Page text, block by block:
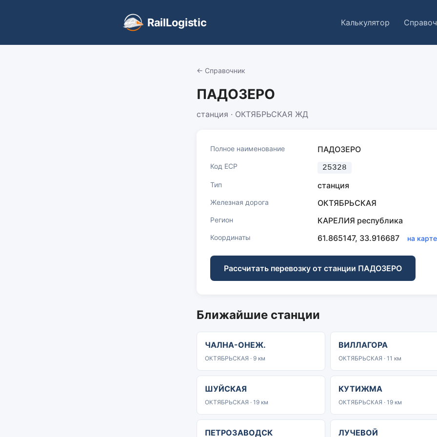
RailLogistic Калькулятор
← Справочник
ПАДОЗЕРО
станция · ОКТЯБРЬСКАЯ ЖД
Полное наименование ПАДОЗЕРО
Код ЕСР 25328
Тип станция
Железная дорога ОКТЯБРЬСКАЯ
Регион КАРЕЛИЯ республика
Координаты 61.865147, 33.916687 на
Рассчитать перевозку от станции ПАДОЗЕРО
Ближайшие станции
ЧАЛНА-ОНЕЖ.
ОКТЯБРЬСКАЯ · 9 км
ВИЛЛАГОРА
ОКТЯБРЬСКАЯ · 11 км
ШУЙСКАЯ
ОКТЯБРЬСКАЯ · 19 км
КУТИЖМА
ОКТЯБРЬСКАЯ · 19 км
ПЕТРОЗАВОДСК ЛУЧЕВОЙ